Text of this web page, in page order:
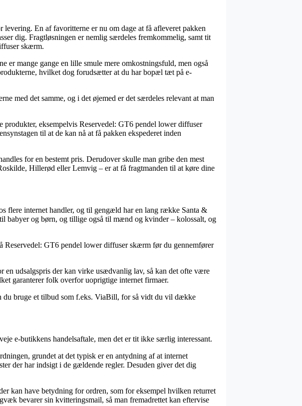
En af favoritterne er nu om dage at få afleveret pakken
dig. Fragtløsningen er nemlig særdeles fremkommelig, samt tit
skærm.
er mange gange en lille smule mere omkostningsfuld, men også
hvilket dog forudsætter at du har bopæl tæt på e-
med det samme, og i det øjemed er det særdeles relevant at man
eksempelvis Reservedel: GT6 pendel lower diffuser
til at de kan nå at få pakken ekspederet inden
for en bestemt pris. Derudover skulle man gribe den mest
Hillerød eller Lemvig – er at få fragtmanden til at køre dine
flere internet handler, og til gengæld har en lang række Santa &
babyer og børn, og tillige også til mænd og kvinder – kolossalt, og
GT6 pendel lower diffuser skærm før du gennemfører
udsalgspris der kan virke usædvanlig lav, så kan det ofte være
garanterer folk overfor uoprigtige internet firmaer.
du bruge et tilbud som f.eks. ViaBill, for så vidt du vil dække
e-butikkens handelsaftale, men det er tit ikke særlig interessant.
grundet at det typisk er en antydning af at internet
der har indsigt i de gældende regler. Desuden giver det dig
kan have betydning for ordren, som for eksempel hvilken returret
bevarer sin kvitteringsmail, så man fremadrettet kan eftervise